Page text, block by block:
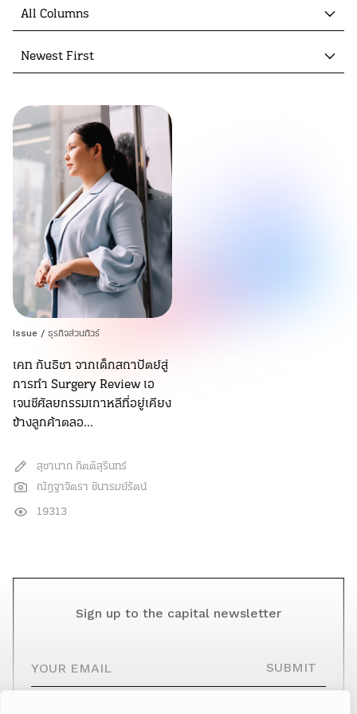
All Columns
Newest First
Issue / ธุรกิจส่วนทัวร์
เคท กันธิชา จากเด็กสถาปัตย์สู่
การทำ Surgery Review เอ
เจนซีศัลยกรรมเกาหลีที่อยู่เคียง
ข้างลูกค้าตลอ...
สุชานาถ กิตติสุรินทร์
ณัฎฐาจิตรา ชินารมย์รัตน์
19313
Sign up to the capital newsletter
SUBMIT